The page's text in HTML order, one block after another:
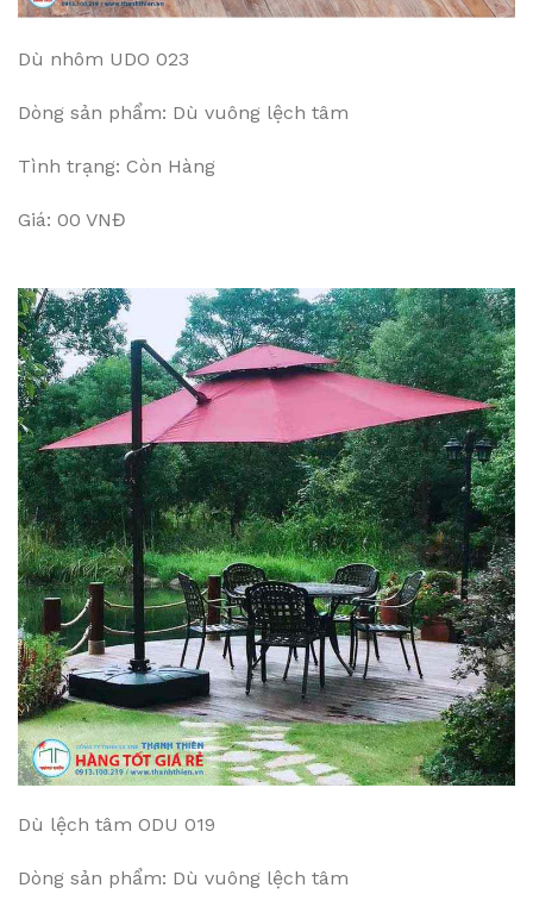
Dù nhôm UDO 023
Dòng sản phẩm: Dù vuông lệch tâm
Tình trạng: Còn Hàng
Giá: 00 VNĐ
Dù lệch tâm ODU 019
Dòng sản phẩm: Dù vuông lệch tâm